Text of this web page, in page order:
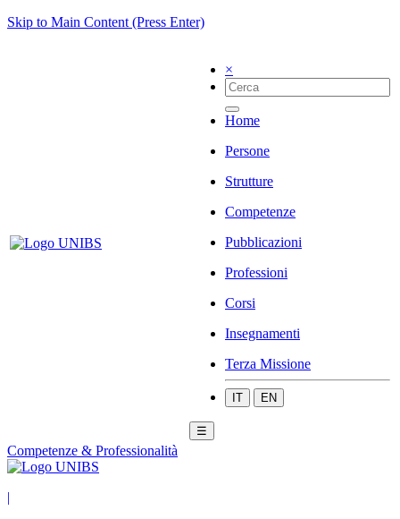
Skip to Main Content (Press Enter)
×
Home
Persone
Strutture
Competenze
Pubblicazioni
Professioni
Corsi
Insegnamenti
Terza Missione
IT EN
☰
Competenze & Professionalità
|